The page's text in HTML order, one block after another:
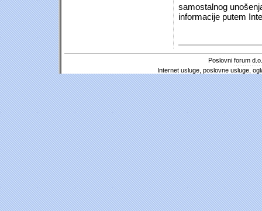
samostalnog
informacije putem
Poslovni forum
Internet usluge, poslovne usluge,